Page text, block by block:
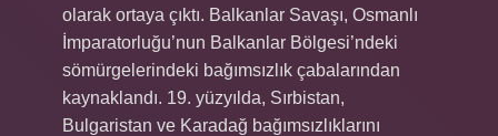
olarak ortaya çıktı. Balkanlar Savaşı, Osmanlı
İmparatorluğu’nun Balkanlar Bölgesi’ndeki
sömürgelerindeki bağımsızlık çabalarından
kaynaklandı. 19. yüzyılda, Sırbistan,
Bulgaristan ve Karadağ bağımsızlıklarını